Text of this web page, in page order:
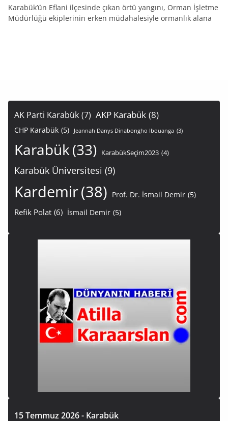
Karabük’ün Eflani ilçesinde çıkan örtü yangını, Orman İşletme
Müdürlüğü ekiplerinin erken müdahalesiyle ormanlık alana
AK Parti Karabük (7) AKP Karabük (8)
CHP Karabük (5) Jeannah Danys Dinabongho Ibouanga (3)
Karabük(33) KarabükSeçim2023 (4)
Karabük Üniversitesi (9)
Kardemir(38) Prof. Dr. İsmail Demir (5)
Refik Polat (6) İsmail Demir (5)
15 Temmuz 2026 - Karabük